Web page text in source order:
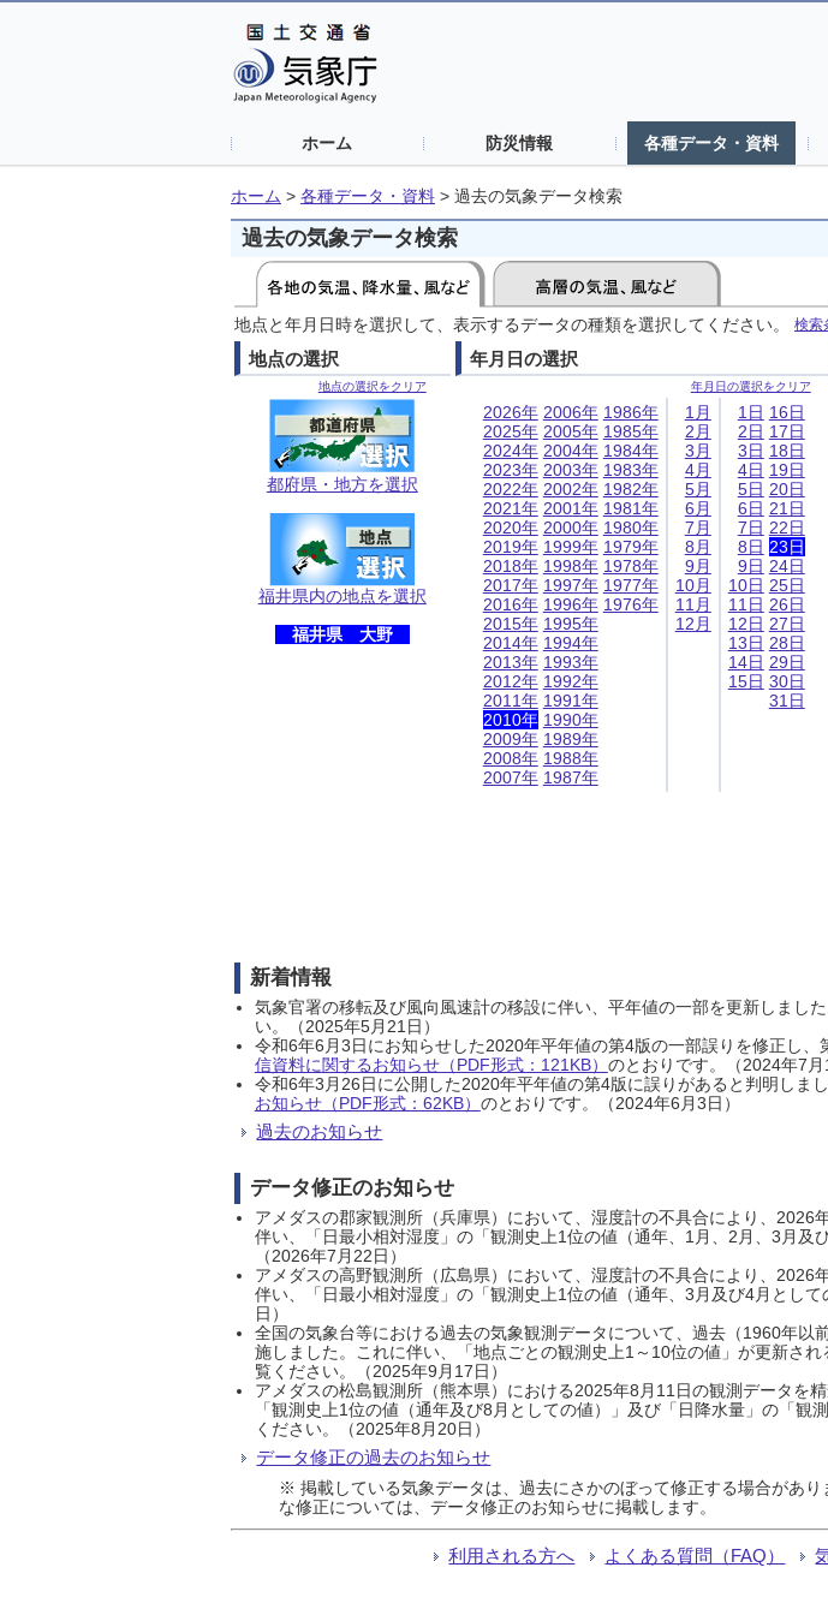
ホーム 防災情報 各種データ・資料
ホーム > 各種データ・資料 > 過去の気象データ検索
過去の気象データ検索
地点と年月日時を選択して、表示するデータの種類を選択してください。 検索
地点の選択
地点の選択をクリア
都府県・地方を選択
福井県内の地点を選択
福井県 大野
年月日の選択
年月日の選択をクリア
2026年
2025年
2024年
2023年
2022年
2021年
2020年
2019年
2018年
2017年
2016年
2015年
2014年
2013年
2012年
2011年
2010年
2009年
2008年
2007年
2006年
2005年
2004年
2003年
2002年
2001年
2000年
1999年
1998年
1997年
1996年
1995年
1994年
1993年
1992年
1991年
1990年
1989年
1988年
1987年
1986年
1985年
1984年
1983年
1982年
1981年
1980年
1979年
1978年
1977年
1976年
1月
2月
3月
4月
5月
6月
7月
8月
9月
10月
11月
12月
1日
2日
3日
4日
5日
6日
7日
8日
9日
10日
11日
12日
13日
14日
15日
16日
17日
18日
19日
20日
21日
22日
23日
24日
25日
26日
27日
28日
29日
30日
31日
新着情報
気象官署の移転及び風向風速計の移設に伴い、平年値の一部を更新しまし
い。（2025年5月21日）
令和6年6月3日にお知らせした2020年平年値の第4版の一部誤りを修正し
信資料に関するお知らせ（PDF形式：121KB） のとおりです。（2024年7月
令和6年3月26日に公開した2020年平年値の第4版に誤りがあると判明しま
お知らせ（PDF形式：62KB） のとおりです。（2024年6月3日）
過去のお知らせ
データ修正のお知らせ
アメダスの郡家観測所（兵庫県）において、湿度計の不具合により、
伴い、「日最小相対湿度」の「観測史上1位の値（通年、1月、2月、3月及
（2026年7月22日）
アメダスの高野観測所（広島県）において、湿度計の不具合により、
伴い、「日最小相対湿度」の「観測史上1位の値（通年、3月及び4月とし
日）
全国の気象台等における過去の気象観測データについて、過去（1960年
施しました。これに伴い、「地点ごとの観測史上1～10位の値」が更新さ
覧ください。（2025年9月17日）
アメダスの松島観測所（熊本県）における2025年8月11日の観測データを
「観測史上1位の値（通年及び8月としての値）」及び「日降水量」の「
ください。（2025年8月20日）
データ修正の過去のお知らせ
※ 掲載している気象データは、過去にさかのぼって修正する場合があ
な修正については、データ修正のお知らせに掲載します。
利用される方へ よくある質問（FAQ）